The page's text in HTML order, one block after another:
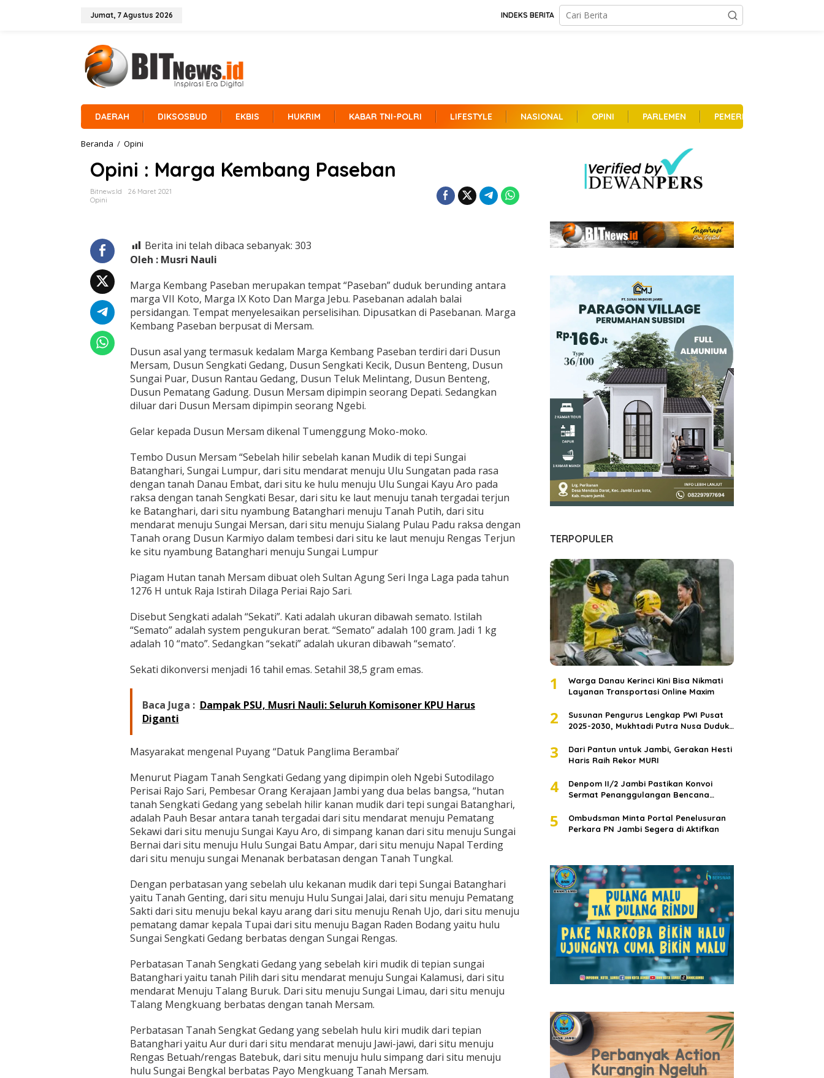
Jumat, 7 Agustus 2026 INDEKS BERITA
DAERAH DIKSOSBUD EKBIS HUKRIM KABAR TNI-POLRI LIFESTYLE NASIONAL OPINI PARLEMEN PEMERINTAHAN
Beranda / Opini
n
i
g
a
K
m
b
a
g
a
s
e
b
a
n
Opini : Marga Kembang Paseban
Bitnews.id
26 Maret 2021
Opini
Berita ini telah dibaca sebanyak: 303
Oleh : Musri Nauli
Marga Kembang Paseban merupakan tempat “Paseban” duduk berunding antara
marga VII Koto, Marga IX Koto Dan Marga Jebu. Pasebanan adalah balai
persidangan. Tempat menyelesaikan perselisihan. Dipusatkan di Pasebanan. Marga
Kembang Paseban berpusat di Mersam.
Dusun asal yang termasuk kedalam Marga Kembang Paseban terdiri dari Dusun
Mersam, Dusun Sengkati Gedang, Dusun Sengkati Kecik, Dusun Benteng, Dusun
Sungai Puar, Dusun Rantau Gedang, Dusun Teluk Melintang, Dusun Benteng,
Dusun Pematang Gadung. Dusun Mersam dipimpin seorang Depati. Sedangkan
diluar dari Dusun Mersam dipimpin seorang Ngebi.
Gelar kepada Dusun Mersam dikenal Tumenggung Moko-moko.
Tembo Dusun Mersam “Sebelah hilir sebelah kanan Mudik di tepi Sungai
Batanghari, Sungai Lumpur, dari situ mendarat menuju Ulu Sungatan pada rasa
dengan tanah Danau Embat, dari situ ke hulu menuju Ulu Sungai Kayu Aro pada
raksa dengan tanah Sengkati Besar, dari situ ke laut menuju tanah tergadai terjun
ke Batanghari, dari situ nyambung Batanghari menuju Tanah Putih, dari situ
mendarat menuju Sungai Mersan, dari situ menuju Sialang Pulau Padu raksa dengan
Tanah orang Dusun Karmiyo dalam tembesi dari situ ke laut menuju Rengas Terjun
ke situ nyambung Batanghari menuju Sungai Lumpur
Piagam Hutan tanah Mersam dibuat oleh Sultan Agung Seri Inga Laga pada tahun
1276 H untuk Raja Istirah Dilaga Periai Rajo Sari.
Disebut Sengkati adalah “Sekati”. Kati adalah ukuran dibawah semato. Istilah
“Semato” adalah system pengukuran berat. “Semato” adalah 100 gram. Jadi 1 kg
adalah 10 “mato”. Sedangkan “sekati” adalah ukuran dibawah “semato’.
Sekati dikonversi menjadi 16 tahil emas. Setahil 38,5 gram emas.
Baca Juga : Dampak PSU, Musri Nauli: Seluruh Komisoner KPU Harus
Diganti
Masyarakat mengenal Puyang “Datuk Panglima Berambai’
Menurut Piagam Tanah Sengkati Gedang yang dipimpin oleh Ngebi Sutodilago
Perisai Rajo Sari, Pembesar Orang Kerajaan Jambi yang dua belas bangsa, “hutan
tanah Sengkati Gedang yang sebelah hilir kanan mudik dari tepi sungai Batanghari,
adalah Pauh Besar antara tanah tergadai dari situ mendarat menuju Pematang
Sekawi dari situ menuju Sungai Kayu Aro, di simpang kanan dari situ menuju Sungai
Bernai dari situ menuju Hulu Sungai Batu Ampar, dari situ menuju Napal Terding
dari situ menuju sungai Menanak berbatasan dengan Tanah Tungkal.
Dengan perbatasan yang sebelah ulu kekanan mudik dari tepi Sungai Batanghari
yaitu Tanah Genting, dari situ menuju Hulu Sungai Jalai, dari situ menuju Pematang
Sakti dari situ menuju bekal kayu arang dari situ menuju Renah Ujo, dari situ menuju
pematang damar kepala Tupai dari situ menuju Bagan Raden Bodang yaitu hulu
Sungai Sengkati Gedang berbatas dengan Sungai Rengas.
Perbatasan Tanah Sengkati Gedang yang sebelah kiri mudik di tepian sungai
Batanghari yaitu tanah Pilih dari situ mendarat menuju Sungai Kalamusi, dari situ
mendarat Menuju Talang Buruk. Dari situ menuju Sungai Limau, dari situ menuju
Talang Mengkuang berbatas dengan tanah Mersam.
Perbatasan Tanah Sengkat Gedang yang sebelah hulu kiri mudik dari tepian
Batanghari yaitu Aur duri dari situ mendarat menuju Jawi-jawi, dari situ menuju
Rengas Betuah/rengas Batebuk, dari situ menuju hulu simpang dari situ menuju
hulu Sungai Bengkal berbatas Payo Mengkuang Tanah Mersam.
TERPOPULER
1
Warga Danau Kerinci Kini Bisa Nikmati
Layanan Transportasi Online Maxim
2
Susunan Pengurus Lengkap PWI Pusat
2025-2030, Mukhtadi Putra Nusa Duduki
3
Dari Pantun untuk Jambi, Gerakan Hesti
Haris Raih Rekor MURI
4
Denpom II/2 Jambi Pastikan Konvoi
Sermat Penanggulangan Bencana
5
Ombudsman Minta Portal Penelusuran
Perkara PN Jambi Segera di Aktifkan